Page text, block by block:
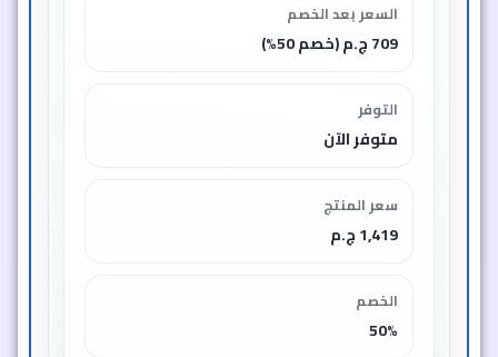
السعر بعد الخصم
709 ج.م (خصم 50%)
التوفر
متوفر الآن
سعر المنتج
1,419 ج.م
الخصم
50%